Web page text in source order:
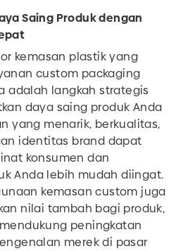
Saing Produk dengan
kemasan plastik yang
custom packaging
adalah langkah strategis
daya saing produk Anda
yang menarik, berkualitas,
identitas brand dapat
konsumen dan
Anda lebih mudah diingat.
kemasan custom juga
nilai tambah bagi produk,
peningkatan
merek di pasar